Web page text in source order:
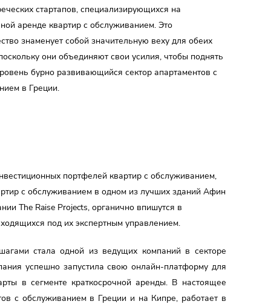
стартапов, специализирующихся на
аренде квартир с обслуживанием. Это
знаменует собой значительную веху для обеих
они объединяют свои усилия, чтобы поднять
бурно развивающийся сектор апартаментов с
в Греции.
портфелей квартир с обслуживанием,
с обслуживанием в одном из лучших зданий Афин
The Raise Projects, органично впишутся в
под их экспертным управлением.
стала одной из ведущих компаний в секторе
успешно запустила свою онлайн-платформу для
в сегменте краткосрочной аренды. В настоящее
с обслуживанием в Греции и на Кипре, работает в